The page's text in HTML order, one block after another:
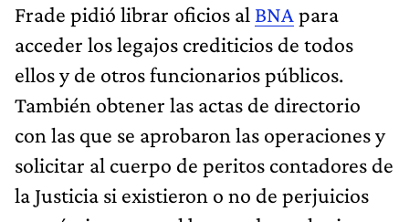
Frade pidió librar oficios al BNA para
acceder los legajos crediticios de todos
ellos y de otros funcionarios públicos.
También obtener las actas de directorio
con las que se aprobaron las operaciones y
solicitar al cuerpo de peritos contadores de
la Justicia si existieron o no de perjuicios